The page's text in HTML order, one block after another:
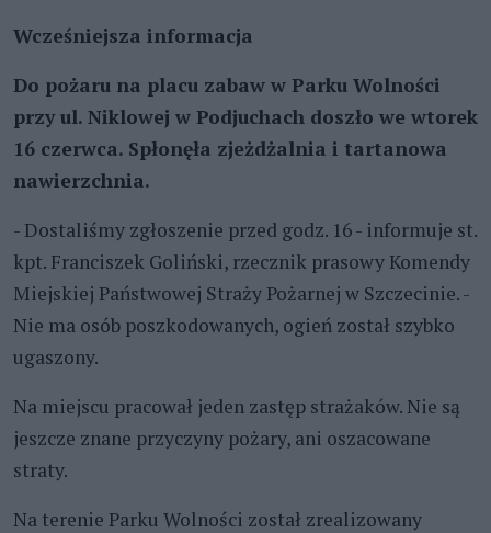
Wcześniejsza informacja
Do pożaru na placu zabaw w Parku Wolności
przy ul. Niklowej w Podjuchach doszło we wtorek
16 czerwca. Spłonęła zjeżdżalnia i tartanowa
nawierzchnia.
- Dostaliśmy zgłoszenie przed godz. 16 - informuje st.
kpt. Franciszek Goliński, rzecznik prasowy Komendy
Miejskiej Państwowej Straży Pożarnej w Szczecinie. -
Nie ma osób poszkodowanych, ogień został szybko
ugaszony.
Na miejscu pracował jeden zastęp strażaków. Nie są
jeszcze znane przyczyny pożary, ani oszacowane
straty.
Na terenie Parku Wolności został zrealizowany